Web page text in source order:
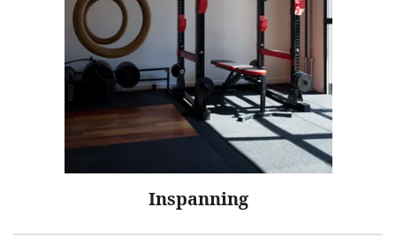
Inspanning